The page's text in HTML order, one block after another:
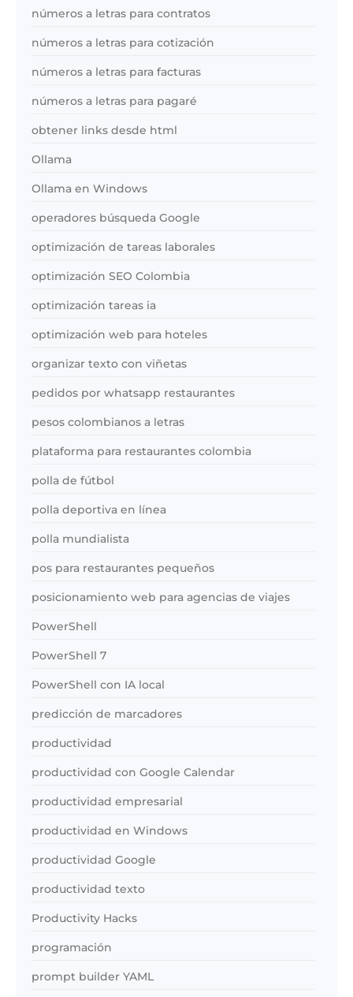
números a letras para contratos
números a letras para cotización
números a letras para facturas
números a letras para pagaré
obtener links desde html
Ollama
Ollama en Windows
operadores búsqueda Google
optimización de tareas laborales
optimización SEO Colombia
optimización tareas ia
optimización web para hoteles
organizar texto con viñetas
pedidos por whatsapp restaurantes
pesos colombianos a letras
plataforma para restaurantes colombia
polla de fútbol
polla deportiva en línea
polla mundialista
pos para restaurantes pequeños
posicionamiento web para agencias de viajes
PowerShell
PowerShell 7
PowerShell con IA local
predicción de marcadores
productividad
productividad con Google Calendar
productividad empresarial
productividad en Windows
productividad Google
productividad texto
Productivity Hacks
programación
prompt builder YAML